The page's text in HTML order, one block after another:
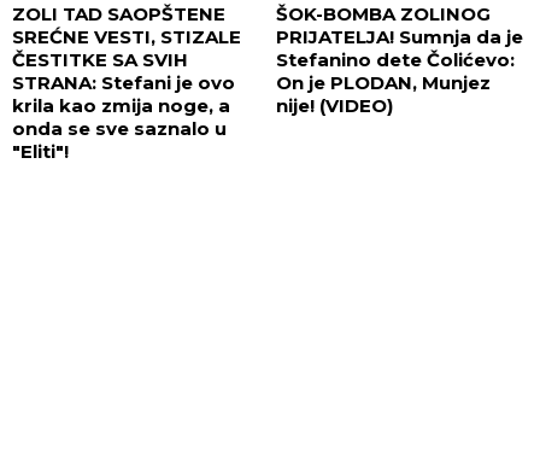
ZOLI TAD SAOPŠTENE
SREĆNE VESTI, STIZALE
ČESTITKE SA SVIH
STRANA: Stefani je ovo
krila kao zmija noge, a
onda se sve saznalo u
"Eliti"!
ŠOK-BOMBA ZOLINOG
PRIJATELJA! Sumnja da je
Stefanino dete Čolićevo:
On je PLODAN, Munjez
nije! (VIDEO)